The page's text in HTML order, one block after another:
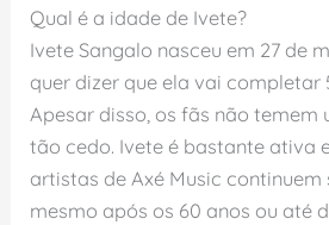
Qual é a idade de Ivete?
Ivete Sangalo nasceu em 27 de
quer dizer que ela vai completar
Apesar disso, os fãs não temem
tão cedo. Ivete é bastante ativa
artistas de Axé Music continuem
mesmo após os 60 anos ou até